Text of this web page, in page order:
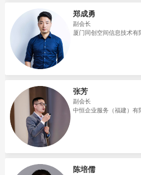
郑成勇
副会长
厦门同创空间信息技术有
张芳
副会长
中恒企业服务（福建）有
陈培儒